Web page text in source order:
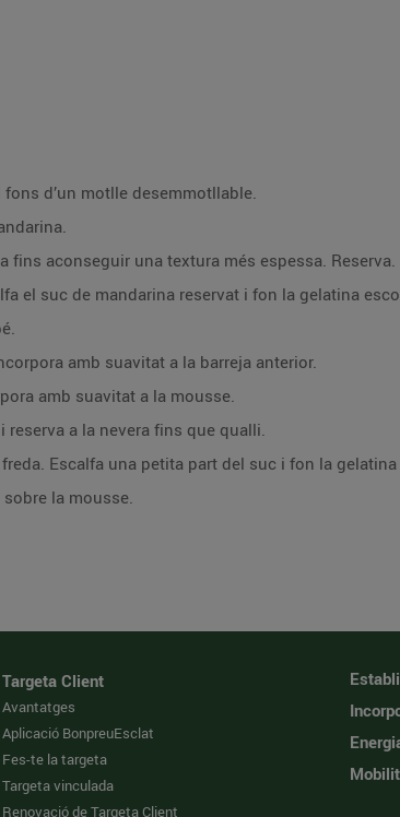
d’un motlle desemmotllable.
fins aconseguir una textura més espessa. Reserva.
el suc de mandarina reservat i fon la gelatina
amb suavitat a la barreja anterior.
amb suavitat a la mousse.
a la nevera fins que qualli.
Escalfa una petita part del suc i fon la
la mousse.
Targeta Client
Avantatges
Aplicació BonpreuEsclat
Fes-te la targeta
Targeta vinculada
Renovació de Targeta Client